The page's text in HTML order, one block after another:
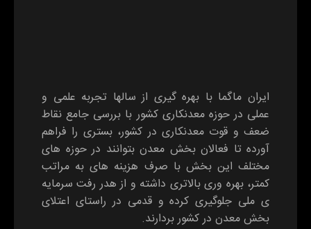
ایران ماگما با بهره گیری از سالها تجربه علمی و
عملی در حوزه معدنکاری کشور با بررسی جامع نقاط
ضعف و قوت معدنکاری در کشور، بستری را فراهم
آورده تا فعالان بخش معدن بتوانند در حوزه های
مختلف این بخش با صرف هزینه های به مراتب
کمتر، بهره وری بالاتری داشته و از هدر رفت سرمایه
ی ملی جلوگیری کرده و قدمی در راستای اعتلای
بخش معدن در کشور بردارند.